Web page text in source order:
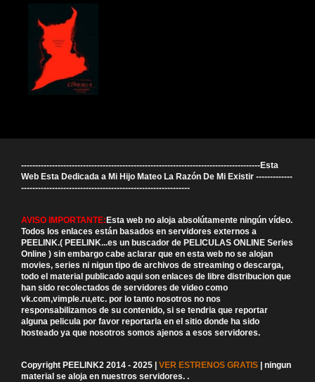
-------------------------------------------------------------------------------------Esta
Web Esta Dedicada a Mi Hijo Mateo La Razón De Mi Existir -------------
------------------------------------------------------------
AVISO IMPORTANTE: Esta web no aloja absolútamente ningún vídeo.
Todos los enlaces están basados en servidores externos a
PEELINK.( PEELINK...es un buscador de PELICULAS ONLINE Series
Online ) sin embargo cabe aclarar que en esta web no se alojan
movies, series ni nigun tipo de archivos de streaming o descarga,
todo el material publicado aqui son enlaces de libre distribucion que
han sido recolectados de servidores de video como
vk.com,vimple.ru,etc. por lo tanto nosotros no nos
responsabilizamos de su contenido, si se tendria que reportar
alguna pelicula por favor reportarla en el sitio donde ha sido
hosteado ya que nosotros somos ajenos a esos servidores.
Copyright PEELINK2 2014 - 2025 | VER ESTRENOS GRATIS | ningun
material se aloja en nuestros servidores. .